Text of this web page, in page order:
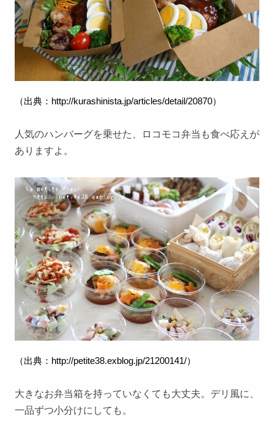
（出典： http://kurashinista.jp/articles/detail/20870）
人気のハンバーグを乗せた、ロコモコ弁当も食べ応えが
ありますよ。
（出典： http://petite38.exblog.jp/21200141/）
大きなお弁当箱を持っていなくても大丈夫。デリ風に、
一品ずつ小分けにしても。